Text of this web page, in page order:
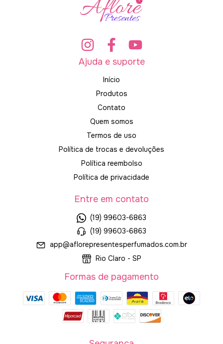
Ajuda e suporte
Início
Produtos
Contato
Quem somos
Termos de uso
Política de trocas e devoluções
Política reembolso
Política de privacidade
Entre em contato
(19) 99603-6863
(19) 99603-6863
app@aflorepresentesperfumados.com.br
Rio Claro - SP
Formas de pagamento